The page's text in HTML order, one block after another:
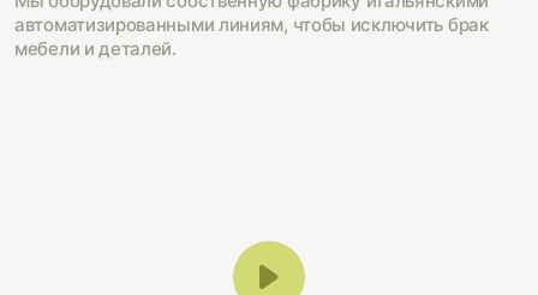
автоматизированными линиям, чтобы исключить брак
мебели и деталей.